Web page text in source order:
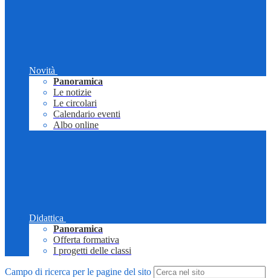
Novità
Panoramica
Le notizie
Le circolari
Calendario eventi
Albo online
Didattica
Panoramica
Offerta formativa
I progetti delle classi
Campo di ricerca per le pagine del sito